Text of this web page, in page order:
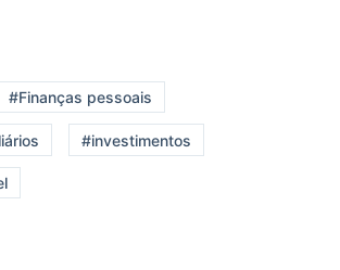
#Finanças pessoais
#investimentos